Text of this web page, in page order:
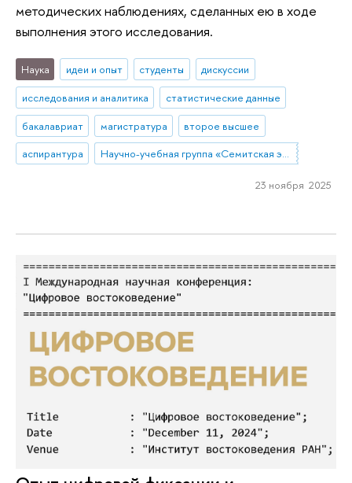
методических наблюдениях, сделанных ею в ходе
выполнения этого исследования.
Наука идеи и опыт студенты
дискуссии
исследования и аналитика
статистические данные
бакалавриат
магистратура
второе высшее
аспирантура
Научно-учебная группа «Семитская эпиграфика в цифровую эпоху»
23 ноября 2025